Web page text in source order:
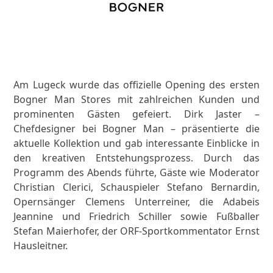
Am Lugeck wurde das offizielle Opening des ersten
Bogner Man Stores mit zahlreichen Kunden und
prominenten Gästen gefeiert. Dirk Jaster –
Chefdesigner bei Bogner Man – präsentierte die
aktuelle Kollektion und gab interessante Einblicke in
den kreativen Entstehungsprozess. Durch das
Programm des Abends führte, Gäste wie Moderator
Christian Clerici, Schauspieler Stefano Bernardin,
Opernsänger Clemens Unterreiner, die Adabeis
Jeannine und Friedrich Schiller sowie Fußballer
Stefan Maierhofer, der ORF-Sportkommentator Ernst
Hausleitner.